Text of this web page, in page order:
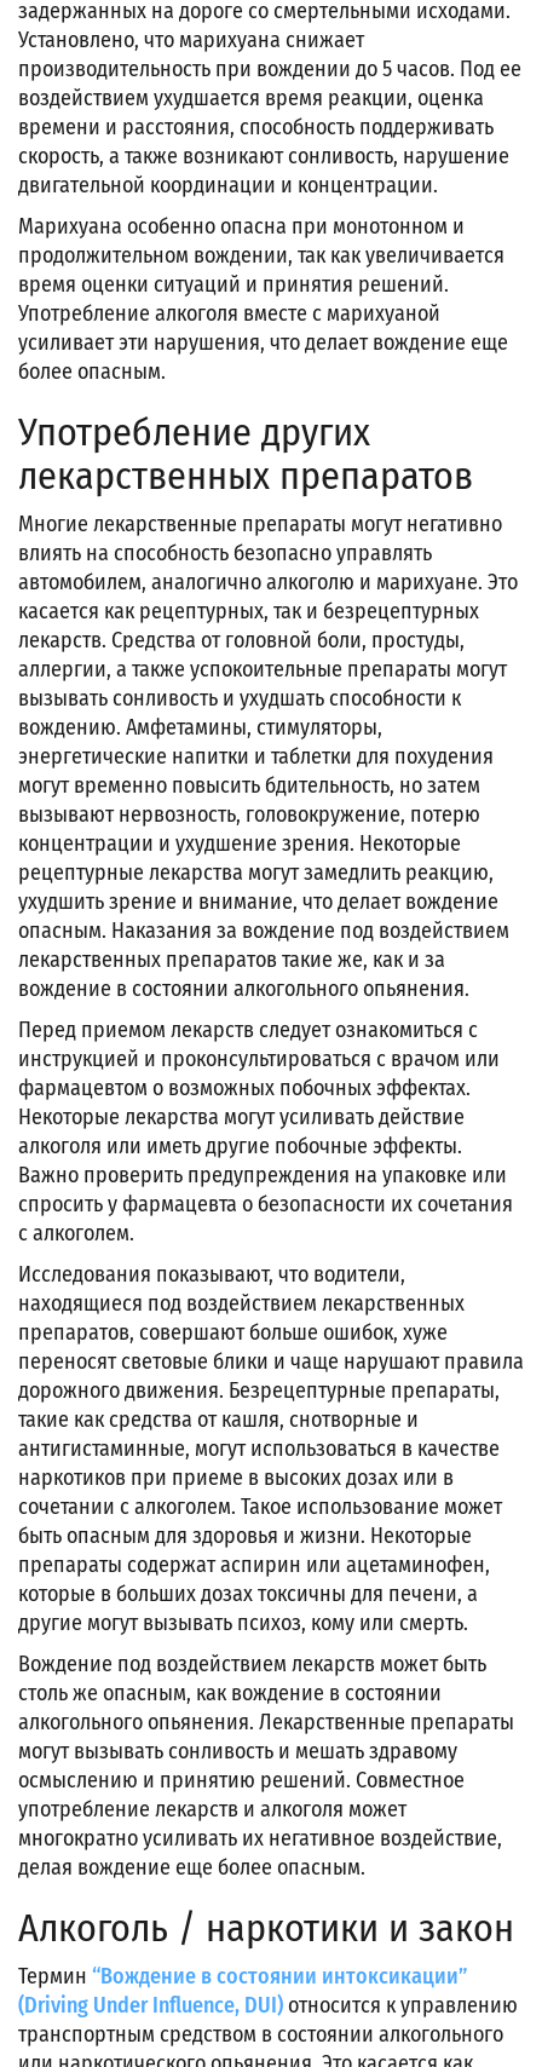
задержанных на дороге со смертельными исходами.
Установлено, что марихуана снижает
производительность при вождении до 5 часов. Под ее
воздействием ухудшается время реакции, оценка
времени и расстояния, способность поддерживать
скорость, а также возникают сонливость, нарушение
двигательной координации и концентрации.
Марихуана особенно опасна при монотонном и
продолжительном вождении, так как увеличивается
время оценки ситуаций и принятия решений.
Употребление алкоголя вместе с марихуаной
усиливает эти нарушения, что делает вождение еще
более опасным.
Употребление других
лекарственных препаратов
Многие лекарственные препараты могут негативно
влиять на способность безопасно управлять
автомобилем, аналогично алкоголю и марихуане. Это
касается как рецептурных, так и безрецептурных
лекарств. Средства от головной боли, простуды,
аллергии, а также успокоительные препараты могут
вызывать сонливость и ухудшать способности к
вождению. Амфетамины, стимуляторы,
энергетические напитки и таблетки для похудения
могут временно повысить бдительность, но затем
вызывают нервозность, головокружение, потерю
концентрации и ухудшение зрения. Некоторые
рецептурные лекарства могут замедлить реакцию,
ухудшить зрение и внимание, что делает вождение
опасным. Наказания за вождение под воздействием
лекарственных препаратов такие же, как и за
вождение в состоянии алкогольного опьянения.
Перед приемом лекарств следует ознакомиться с
инструкцией и проконсультироваться с врачом или
фармацевтом о возможных побочных эффектах.
Некоторые лекарства могут усиливать действие
алкоголя или иметь другие побочные эффекты.
Важно проверить предупреждения на упаковке или
спросить у фармацевта о безопасности их сочетания
с алкоголем.
Исследования показывают, что водители,
находящиеся под воздействием лекарственных
препаратов, совершают больше ошибок, хуже
переносят световые блики и чаще нарушают правила
дорожного движения. Безрецептурные препараты,
такие как средства от кашля, снотворные и
антигистаминные, могут использоваться в качестве
наркотиков при приеме в высоких дозах или в
сочетании с алкоголем. Такое использование может
быть опасным для здоровья и жизни. Некоторые
препараты содержат аспирин или ацетаминофен,
которые в больших дозах токсичны для печени, а
другие могут вызывать психоз, кому или смерть.
Вождение под воздействием лекарств может быть
столь же опасным, как вождение в состоянии
алкогольного опьянения. Лекарственные препараты
могут вызывать сонливость и мешать здравому
осмыслению и принятию решений. Совместное
употребление лекарств и алкоголя может
многократно усиливать их негативное воздействие,
делая вождение еще более опасным.
Алкоголь / наркотики и закон
Термин “Вождение в состоянии интоксикации”
(Driving Under Influence, DUI) относится к управлению
транспортным средством в состоянии алкогольного